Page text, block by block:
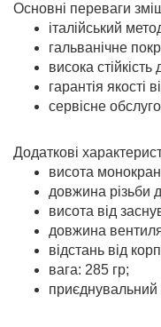
Основні переваги
італійський
гальванічне
висока стійкість
гарантія якості
сервісне
Додаткові
висота
довжина різьби
висота від
довжина
відстань від
вага: 285 гр;